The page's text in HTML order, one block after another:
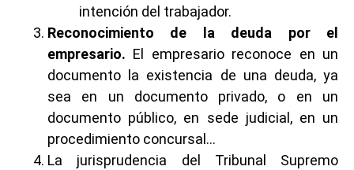
intención del trabajador.
Reconocimiento de la deuda por el
empresario. El empresario reconoce en un
documento la existencia de una deuda, ya
sea en un documento privado, o en un
documento público, en sede judicial, en un
procedimiento concursal…
La jurisprudencia del Tribunal Supremo